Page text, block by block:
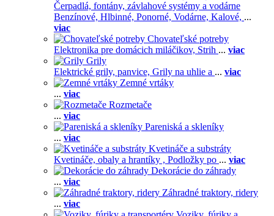
Čerpadlá, fontány, závlahové systémy a vodárne
Benzínové, Hlbinné, Ponorné, Vodárne, Kalové, ...
viac
Chovateľské potreby
Elektronika pre domácich miláčikov, Strih ... viac
Grily
Elektrické grily, panvice, Grily na uhlie a ... viac
Zemné vrtáky
... viac
Rozmetače
... viac
Pareniská a skleníky
... viac
Kvetináče a substráty
Kvetináče, obaly a hrantíky , Podložky po ... viac
Dekorácie do záhrady
... viac
Záhradné traktory, ridery
... viac